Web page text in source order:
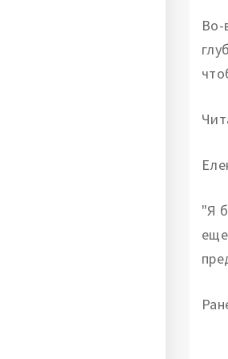
Во-
"Я